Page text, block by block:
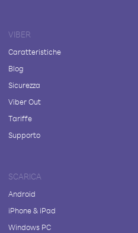
VIBER
Caratteristiche
Blog
Sicurezza
Viber Out
Tariffe
Supporto
SCARICA
Android
iPhone & iPad
Windows PC